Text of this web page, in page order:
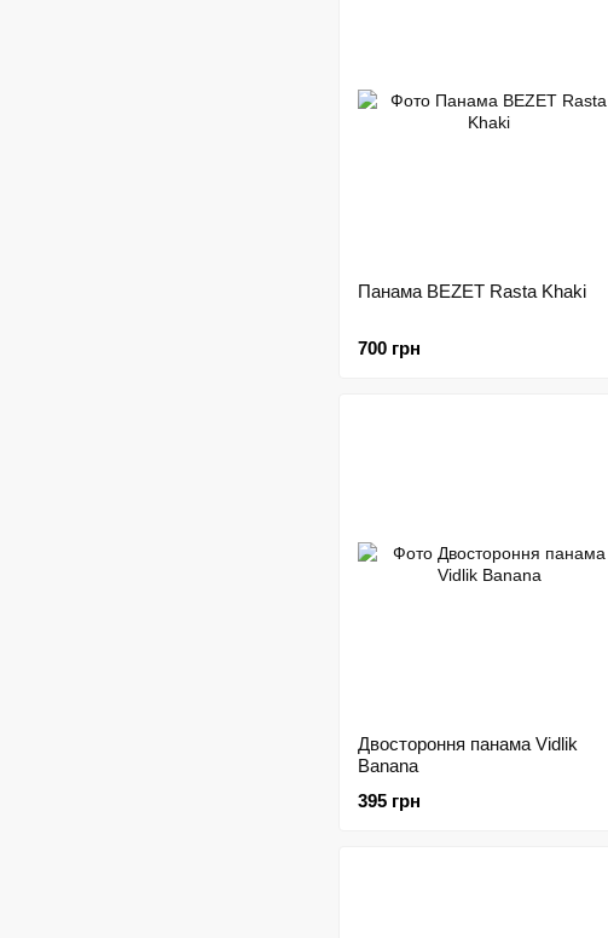
Панама BEZET Rasta Khaki
700 грн
Двостороння панама Vidlik
Banana
395 грн